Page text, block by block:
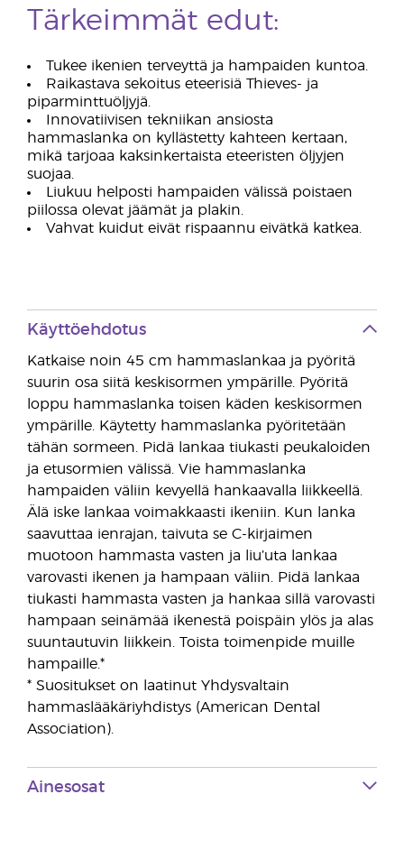
Tärkeimmät edut:
Tukee ikenien terveyttä ja hampaiden kuntoa.
Raikastava sekoitus eteerisiä Thieves- ja
piparminttuöljyjä.
Innovatiivisen tekniikan ansiosta
hammaslanka on kyllästetty kahteen kertaan,
mikä tarjoaa kaksinkertaista eteeristen öljyjen
suojaa.
Liukuu helposti hampaiden välissä poistaen
piilossa olevat jäämät ja plakin.
Vahvat kuidut eivät rispaannu eivätkä katkea.
Käyttöehdotus
Katkaise noin 45 cm hammaslankaa ja pyöritä
suurin osa siitä keskisormen ympärille. Pyöritä
loppu hammaslanka toisen käden keskisormen
ympärille. Käytetty hammaslanka pyöritetään
tähän sormeen. Pidä lankaa tiukasti peukaloiden
ja etusormien välissä. Vie hammaslanka
hampaiden väliin kevyellä hankaavalla liikkeellä.
Älä iske lankaa voimakkaasti ikeniin. Kun lanka
saavuttaa ienrajan, taivuta se C-kirjaimen
muotoon hammasta vasten ja liu’uta lankaa
varovasti ikenen ja hampaan väliin. Pidä lankaa
tiukasti hammasta vasten ja hankaa sillä varovasti
hampaan seinämää ikenestä poispäin ylös ja alas
suuntautuvin liikkein. Toista toimenpide muille
hampaille.*
* Suositukset on laatinut Yhdysvaltain
hammaslääkäriyhdistys (American Dental
Association).
Ainesosat